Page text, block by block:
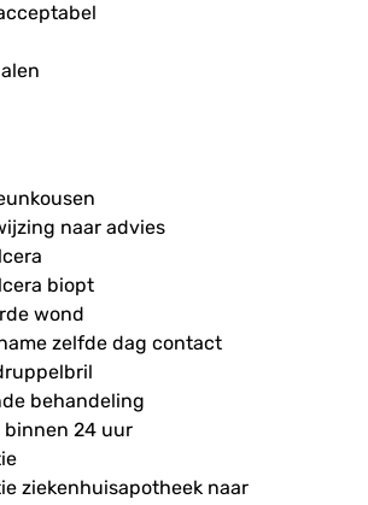
naar advies
biopt
wond
zelfde dag contact
behandeling
binnen 24 uur
ziekenhuisapotheek naar